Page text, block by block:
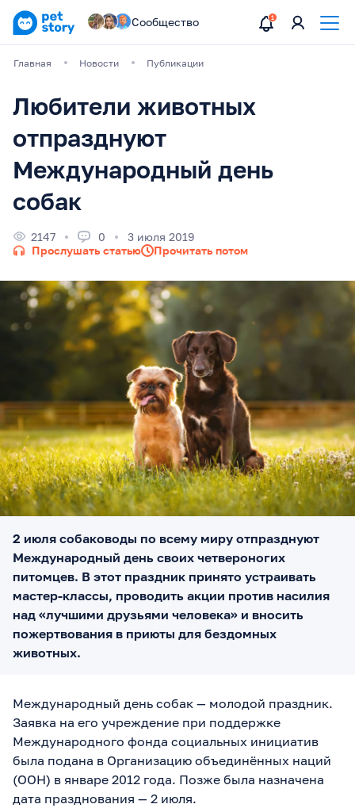
Сообщество
Главная Новости Публикации
Любители животных
отпразднуют
Международный день
собак
2147 0
3 июля 2019
Прослушать статью
Прочитать потом
2 июля собаководы по всему миру отпразднуют
Международный день своих четвероногих
питомцев. В этот праздник принято устраивать
мастер-классы, проводить акции против насилия
над «лучшими друзьями человека» и вносить
пожертвования в приюты для бездомных
животных.
Международный день собак — молодой праздник.
Заявка на его учреждение при поддержке
Международного фонда социальных инициатив
была подана в Организацию объединённых наций
(ООН) в январе 2012 года. Позже была назначена
дата празднования — 2 июля.